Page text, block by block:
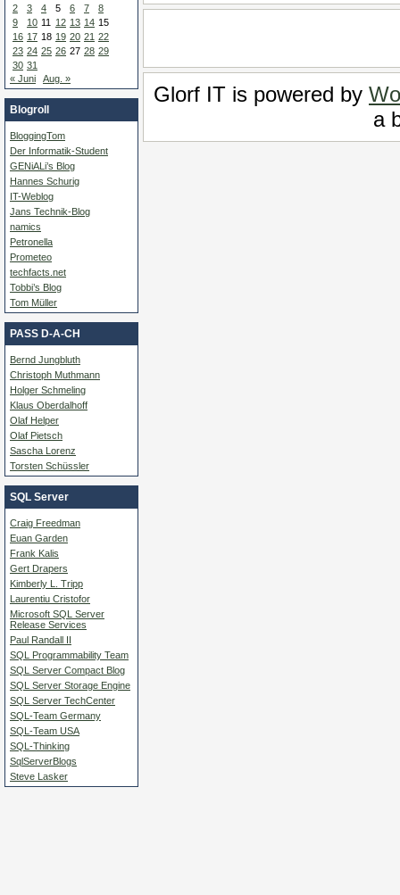
2
3 4 5 6 7
8
9
10 11 12 13 14 15
16 17 18 19 20 21 22
23 24 25 26 27 28 29
30 31
« Juni
Aug. »
Blogroll
BloggingTom
Der Informatik-Student
GENiALi’s Blog
Hannes Schurig
IT-Weblog
Jans Technik-Blog
namics
Petronella
Prometeo
techfacts.net
Tobbi’s Blog
Tom Müller
PASS D-A-CH
Bernd Jungbluth
Christoph Muthmann
Holger Schmeling
Klaus Oberdalhoff
Olaf Helper
Olaf Pietsch
Sascha Lorenz
Torsten Schüssler
SQL Server
Craig Freedman
Euan Garden
Frank Kalis
Gert Drapers
Kimberly L. Tripp
Laurentiu Cristofor
Microsoft SQL Server
Release Services
Paul Randall II
SQL Programmability Team
SQL Server Compact Blog
SQL Server Storage Engine
SQL Server TechCenter
SQL-Team Germany
SQL-Team USA
SQL-Thinking
SqlServerBlogs
Steve Lasker
Glorf IT is powered by
a